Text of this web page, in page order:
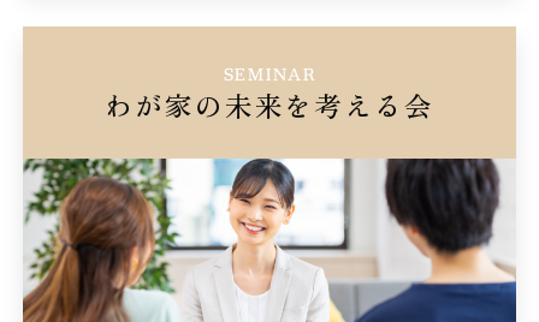
SEMINAR
わが家の未来を考える会